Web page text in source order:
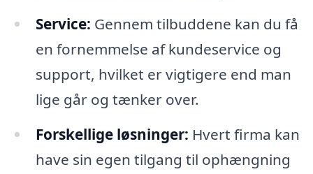
Service: Gennem tilbuddene kan du få
en fornemmelse af kundeservice og
support, hvilket er vigtigere end man
lige går og tænker over.
Forskellige løsninger: Hvert firma kan
have sin egen tilgang til ophængning